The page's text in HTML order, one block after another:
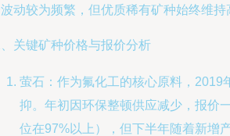
动较为频繁，但优质稀有矿种始终维持
关键矿种价格与报价分析
萤石：作为氟化工的核心原料，2019
抑。年初因环保整顿供应减少，报价
位在97%以上），但下半年随着新增